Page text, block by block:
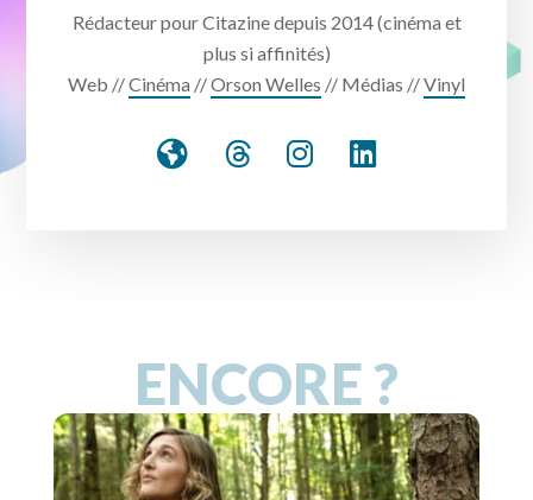
Rédacteur pour Citazine depuis 2014 (cinéma et
plus si affinités)
Web //Cinéma //Orson Welles // Médias //Vinyl
ENCORE ?